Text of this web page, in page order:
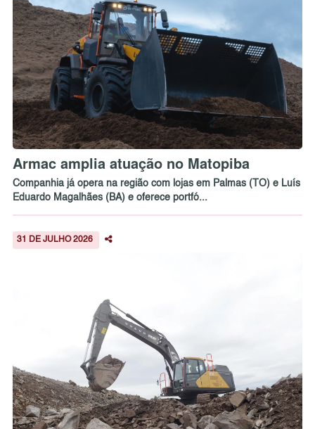
Armac amplia atuação no Matopiba
Companhia já opera na região com lojas em Palmas (TO) e Luís
Eduardo Magalhães (BA) e oferece portfó...
31 DE JULHO 2026